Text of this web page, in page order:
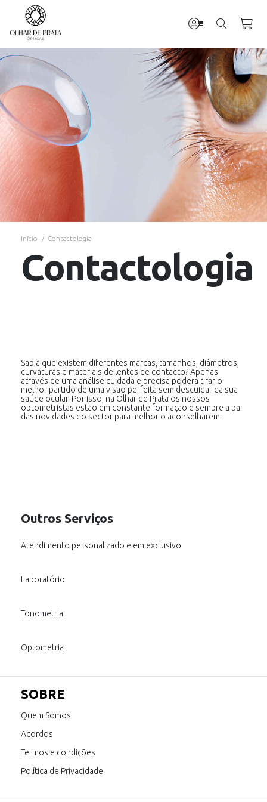
Início / Contactologia
Contactologia
Sabia que existem diferentes marcas, tamanhos, diâmetros,
curvaturas e materiais de lentes de contacto? Apenas
através de uma análise cuidada e precisa poderá tirar o
melhor partido de uma visão perfeita sem descuidar da sua
saúde ocular. Por isso, na Olhar de Prata os nossos
optometristas estão em constante formação e sempre a par
das novidades do sector para melhor o aconselharem.
Outros Serviços
Atendimento personalizado e em exclusivo
Laboratório
Tonometria
Optometria
SOBRE
Quem Somos
Acordos
Termos e condições
Política de Privacidade